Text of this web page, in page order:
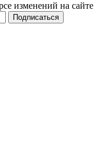
изменений на сайте
Подписаться